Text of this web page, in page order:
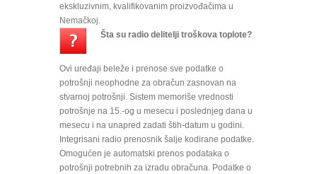
ekskluzivnim, kvalifikovanim proizvođačima u
Nemačkoj.
Šta su radio delitelji troškova toplote?
Ovi uređaji beleže i prenose sve podatke o
potrošnji neophodne za obračun zasnovan na
stvarnoj potrošnji. Sistem memoriše vrednosti
potrošnje na 15.-og u mesecu i poslednjeg dana u
mesecu i na unapred zadati štih-datum u godini.
Integrisani radio prenosnik šalje kodirane podatke.
Omogućen je automatski prenos podataka o
potrošnji potrebnih za izradu obračuna. Podatke o